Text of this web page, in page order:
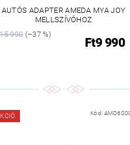
AUTÓS ADAPTER AMEDA MYA JOY
MELLSZÍVÓHOZ
990(–37 %)
Ft9 990
Kód: